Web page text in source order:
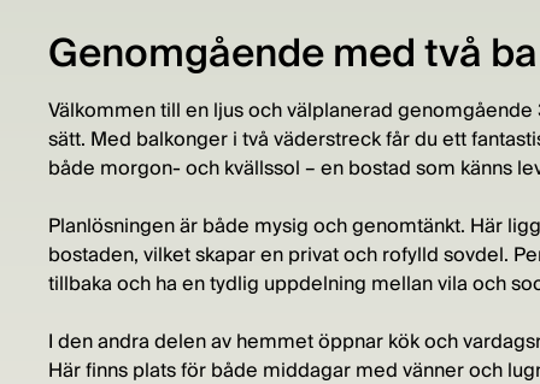
Genomgående med två
Välkommen till en ljus och välplanerad
sätt. Med balkonger i två väderstreck får du ett
både morgon- och kvällssol – en bostad som känns
Planlösningen är både mysig och genomtänkt. Här
bostaden, vilket skapar en privat och rofylld sovdel.
tillbaka och ha en tydlig uppdelning mellan vila och
I den andra delen av hemmet öppnar kök och
Här finns plats för både middagar med vänner och